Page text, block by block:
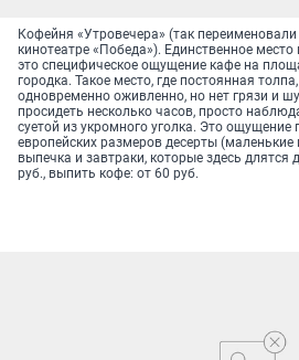
Кофейня «Утровечера» (так
кинотеатре «Победа»). Единственное место
это специфическое ощущение кафе на
городка. Такое место, где постоянная
одновременно оживленно, но нет грязи и
просидеть несколько часов, просто
суетой из укромного уголка. Это
европейских размеров десерты (маленькие
выпечка и завтраки, которые здесь длятся
руб., выпить кофе: от 60 руб.